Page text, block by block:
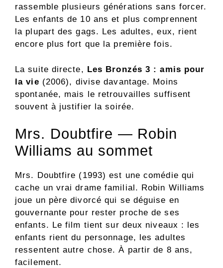
rassemble plusieurs générations sans forcer.
Les enfants de 10 ans et plus comprennent
la plupart des gags. Les adultes, eux, rient
encore plus fort que la première fois.
La suite directe, Les Bronzés 3 : amis pour
la vie (2006), divise davantage. Moins
spontanée, mais le retrouvailles suffisent
souvent à justifier la soirée.
Mrs. Doubtfire — Robin
Williams au sommet
Mrs. Doubtfire (1993) est une comédie qui
cache un vrai drame familial. Robin Williams
joue un père divorcé qui se déguise en
gouvernante pour rester proche de ses
enfants. Le film tient sur deux niveaux : les
enfants rient du personnage, les adultes
ressentent autre chose. À partir de 8 ans,
facilement.